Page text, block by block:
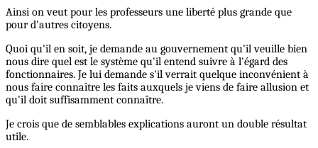
Ainsi on veut pour les professeurs une liberté plus grande que
pour d'autres citoyens.
Quoi qu'il en soit, je demande au gouvernement qu'il veuille bien
nous dire quel est le système qu'il entend suivre à l'égard des
fonctionnaires. Je lui demande s'il verrait quelque inconvénient à
nous faire connaître les faits auxquels je viens de faire allusion et
qu'il doit suffisamment connaître.
Je crois que de semblables explications auront un double résultat
utile.